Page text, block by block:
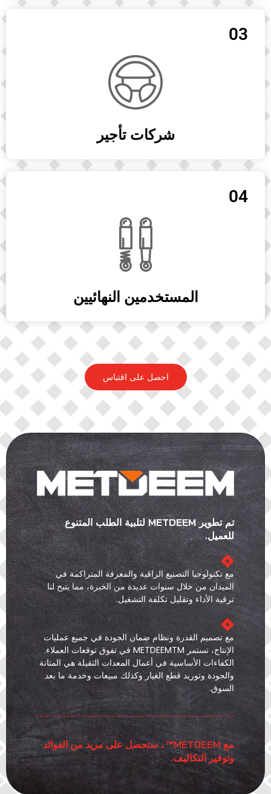
03
شركات تأجير
04
المستخدمين النهائيين
احصل على اقتباس
تم تطوير METDEEM لتلبية الطلب المتنوع
للعميل.
مع تكنولوجيا التصنيع الراقية والمعرفة المتراكمة في
الميدان من خلال سنوات عديدة من الخبرة، مما يتيح لنا
ترقية الأداء وتقليل تكلفة التشغيل.
مع تصميم القدرة ونظام ضمان الجودة في جميع عمليات
الإنتاج، تستمر METDEEMTM في تفوق توقعات العملاء.
الكفاءات الأساسية في أعمال المعدات الثقيلة هي المتانة
والجودة وتوريد قطع الغيار وكذلك مبيعات وخدمة ما بعد
السوق.
مع METDEEM™ ، ستحصل على مزيد من الفوائد
وتوفير التكاليف.